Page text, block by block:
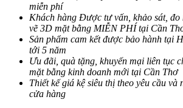
miễn phí
Khách hàng Được tư vấn, khảo sát, đo
vẽ 3D mặt bằng MIỄN PHÍ tại Cần
Sản phẩm cam kết được bảo hành tại
tới 5 năm
Ưu đãi, quà tặng, khuyến mại liên tục
mặt bằng kinh doanh mới tại Cần Thơ
Thiết kế giá kệ siêu thị theo yêu cầu và
cửa hàng